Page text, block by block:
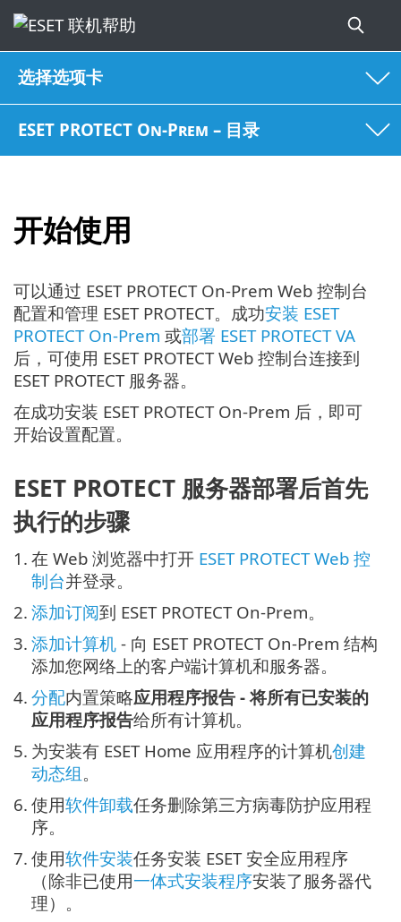
选择选项卡
ESET PROTECT On-Prem – 目录
开始使用
可以通过 ESET PROTECT On-Prem Web 控制台
配置和管理 ESET PROTECT。成功安装 ESET
PROTECT On-Prem 或部署 ESET PROTECT VA
后，可使用 ESET PROTECT Web 控制台连接到
ESET PROTECT 服务器。
在成功安装 ESET PROTECT On-Prem 后，即可
开始设置配置。
ESET PROTECT 服务器部署后首先
执行的步骤
1. 在 Web 浏览器中打开 ESET PROTECT Web 控
制台并登录。
2. 添加订阅到 ESET PROTECT On-Prem。
3. 添加计算机 - 向 ESET PROTECT On-Prem 结构
添加您网络上的客户端计算机和服务器。
4. 分配内置策略应用程序报告 - 将所有已安装的
应用程序报告给所有计算机。
5. 为安装有 ESET Home 应用程序的计算机创建
动态组 。
6. 使用软件卸载任务删除第三方病毒防护应用程
序。
7. 使用软件安装任务安装 ESET 安全应用程序
（除非已使用一体式安装程序安装了服务器代
理）。